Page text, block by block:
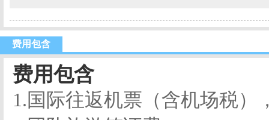
费用包含
费用包含
1.国际往返机票（含机场税）